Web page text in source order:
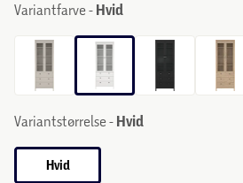
Variantfarve - Hvid
Variantstørrelse - Hvid
Hvid